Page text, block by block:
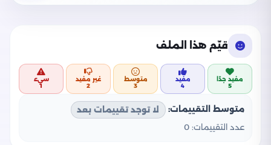
قيّم هذا الملف
مفيد جدًا
5
مفيد
4
متوسط
3
غير مفيد
2
سيء
1
متوسط التقييمات:
لا توجد تقييمات بعد
عدد التقييمات: 0